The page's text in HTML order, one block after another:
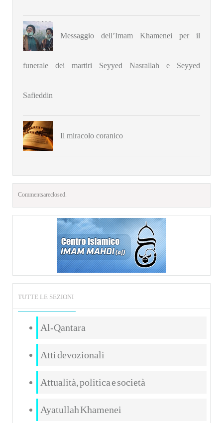
Messaggio dell’Imam Khamenei per il
funerale dei martiri Seyyed Nasrallah e Seyyed
Safieddin
Il miracolo coranico
Comments are closed.
TUTTE LE SEZIONI
Al-Qantara
Atti devozionali
Attualità, politica e società
Ayatullah Khamenei